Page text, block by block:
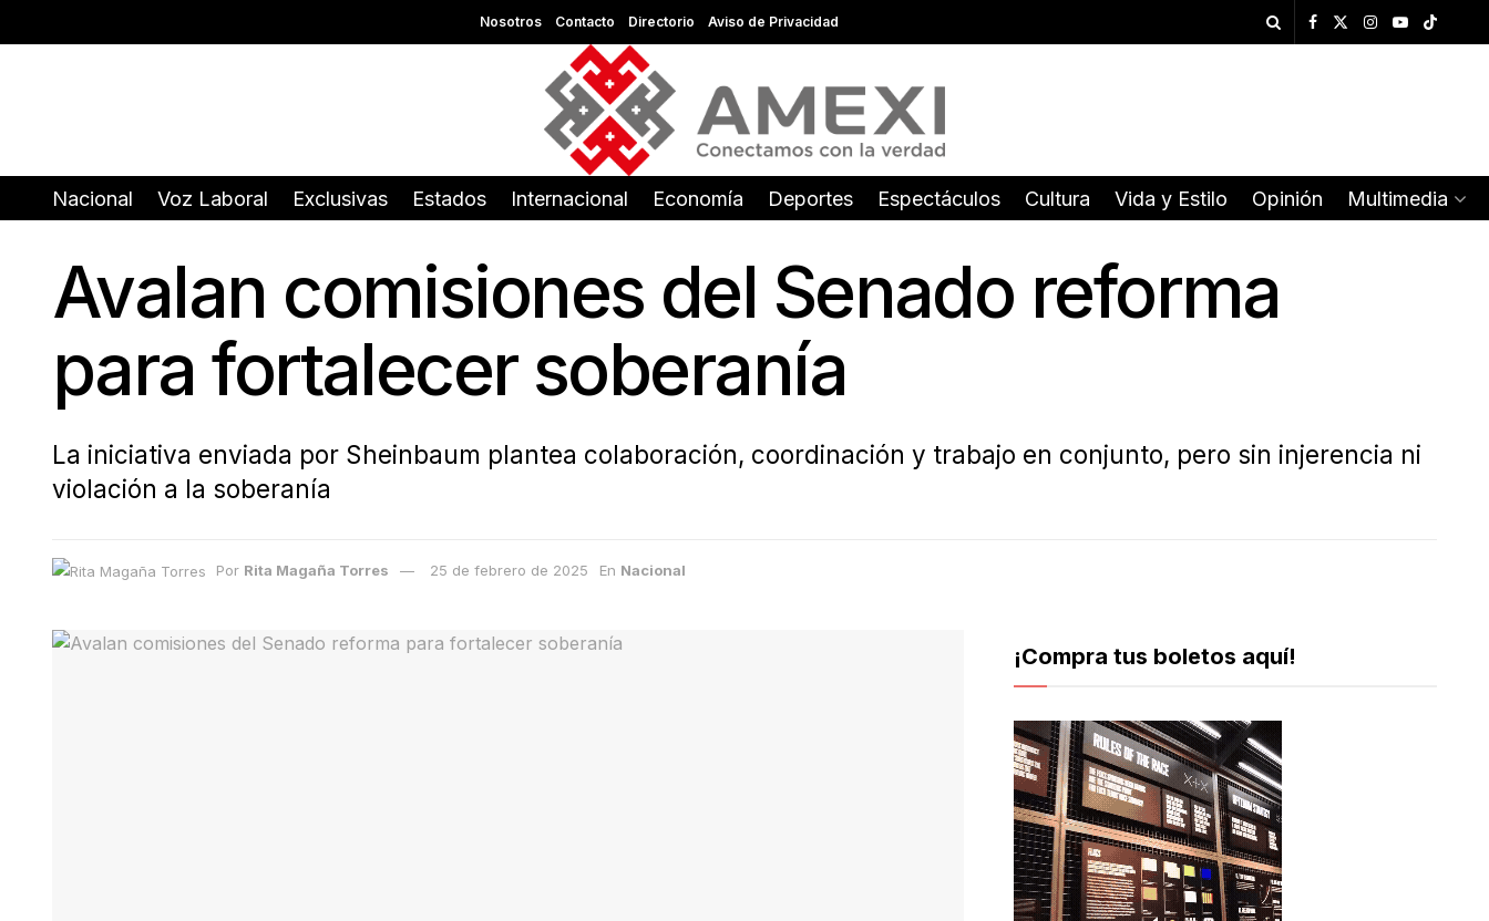
Nosotros Contacto Directorio Aviso de Privacidad
Nacional Voz Laboral Exclusivas Estados Internacional Economía Deportes Espectáculos Cultura Vida y Estilo Opinión Multimedia
Avalan comisiones del Senado reforma
para fortalecer soberanía
La iniciativa enviada por Sheinbaum plantea colaboración, coordinación y trabajo en conjunto, pero sin injerencia ni
violación a la soberanía
Por Rita Magaña Torres 25 de febrero de 2025 En Nacional
¡Compra tus boletos aquí!